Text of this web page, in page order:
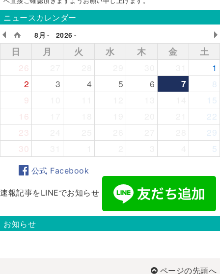
ニュースカレンダー
8月
2026
日 月 火 水 木 金
土
26
1
2
3 4 5 6 7
8
9
15
16
22
23
29
30
5
公式 Facebook
速報記事をLINEでお知らせ
お知らせ
ページの先頭へ